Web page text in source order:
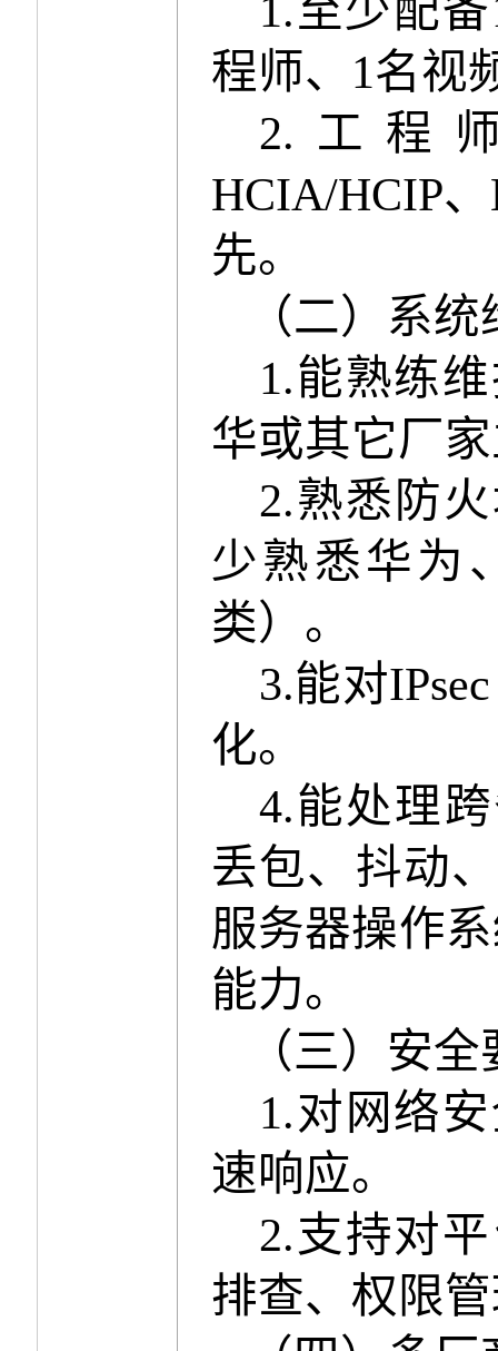
1. 至少配备
程师、 1名视
2. 工程
HCIA/HCIP、
先。
（二）系统
1.能熟练
华或其它厂
2.熟悉防
少熟悉华为
类）。
3.能对
化。
4.能处理
丢包、抖动
服务器操作
能力。
（三）安全
1.对网络
速响应。
2.支持对
排查、权限